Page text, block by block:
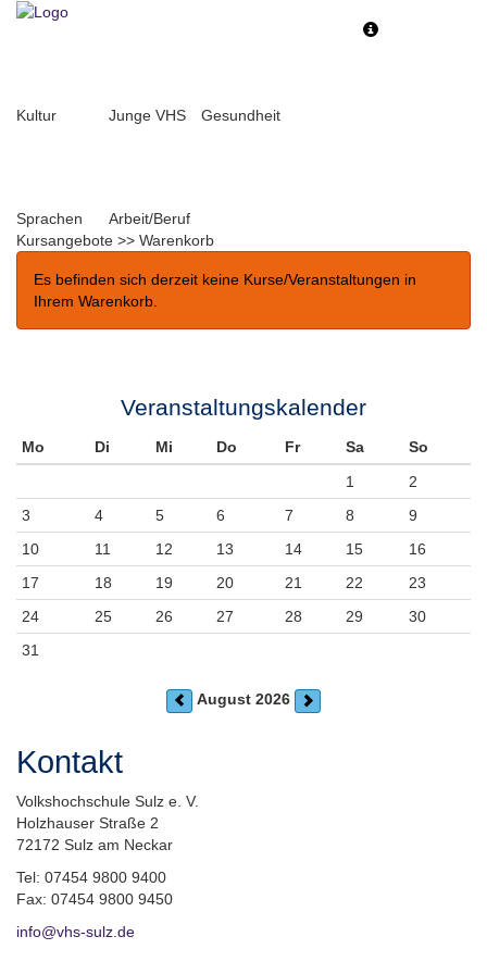
Toggle
Kultur Junge VHS Gesundheit
Sprachen
Arbeit/Beruf
Kursangebote >> Warenkorb
Es befinden sich derzeit keine Kurse/Veranstaltungen in
Ihrem Warenkorb.
Veranstaltungskalender
Mo Di Mi Do Fr Sa
So
1
2
3
4 5 6 7 8
9
10
11 12 13 14 15
16
17
18 19 20 21 22
23
24
25 26 27 28 29
30
31
August 2026
Kontakt
Volkshochschule Sulz e. V.
Holzhauser Straße 2
72172 Sulz am Neckar
Tel: 07454 9800 9400
Fax: 07454 9800 9450
info@vhs-sulz.de